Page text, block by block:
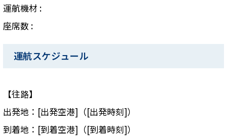
運航機材 :
座席数 :
運航スケジュール
【往路】
出発地：[出発空港]（[出発時刻]）
到着地：[到着空港]（[到着時刻]）